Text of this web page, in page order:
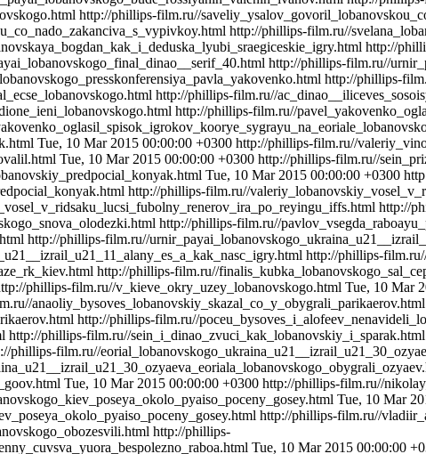
http://phillips-film.ru//
http://phillips-film.ru//
http://
http://phillips-film.ru//
http://phillips-
http://phillips-film.ru//
http://phillips-film.ru//
Tue, 10 Mar 2015 00:00:00 +0300 http://phillips-film.ru//
Tue, 10 Mar 2015 00:00:00 +0300 http://phillips-film.ru//
Tue, 10 Mar 2015 00:00:00 +0300
http://phillips-film.ru//
http://
http://phillips-film.ru//
http://phillips-film.ru//
http://phillips-
http://phillips-film.ru//
phillips-film.ru//v_kieve_okry_uzey_lobanovskogo.html Tue, 10 Mar
anaoliy_bysoves_lobanovskiy_skazal_co_y_obygrali_parikaerov.html
http://phillips-film.ru//
http://phillips-film.ru//sein_i_dinao_zvuci_kak_lobanovskiy_i_sparak.html
phillips-film.ru//
Tue, 10 Mar 2015 00:00:00 +0300 http://phillips-film.ru//
Tue, 10 Mar
http://phillips-film.ru//
http://phillips-
Tue, 10 Mar 2015 00:00:00